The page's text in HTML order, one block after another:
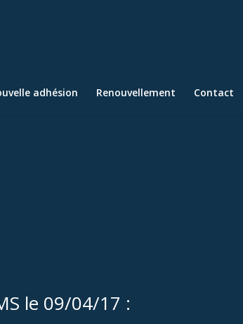
adhésion Renouvellement Contact
le 09/04/17 :